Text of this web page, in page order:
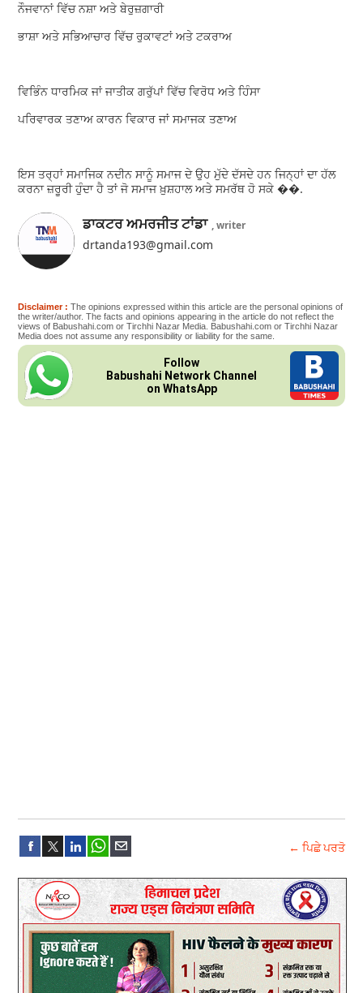
ਨੌਜਵਾਨਾਂ ਵਿੱਚ ਨਸ਼ਾ ਅਤੇ ਬੇਰੁਜ਼ਗਾਰੀ
ਭਾਸ਼ਾ ਅਤੇ ਸਭਿਆਚਾਰ ਵਿੱਚ ਰੁਕਾਵਟਾਂ ਅਤੇ ਟਕਰਾਅ
ਵਿਭਿੰਨ ਧਾਰਮਿਕ ਜਾਂ ਜਾਤੀਕ ਗਰੁੱਪਾਂ ਵਿੱਚ ਵਿਰੋਧ ਅਤੇ ਹਿੰਸਾ
ਪਰਿਵਾਰਕ ਤਣਾਅ ਕਾਰਨ ਵਿਕਾਰ ਜਾਂ ਸਮਾਜਕ ਤਣਾਅ
ਇਸ ਤਰ੍ਹਾਂ ਸਮਾਜਿਕ ਨਦੀਨ ਸਾਨੂੰ ਸਮਾਜ ਦੇ ਉਹ ਮੁੱਦੇ ਦੱਸਦੇ ਹਨ ਜਿਨ੍ਹਾਂ ਦਾ ਹੱਲ
ਕਰਨਾ ਜ਼ਰੂਰੀ ਹੁੰਦਾ ਹੈ ਤਾਂ ਜੋ ਸਮਾਜ ਖ਼ੁਸ਼ਹਾਲ ਅਤੇ ਸਮਰੱਥ ਹੋ ਸਕੇ ��.
ਡਾਕਟਰ ਅਮਰਜੀਤ ਟਾਂਡਾ , writer
drtanda193@gmail.com
Disclaimer : The opinions expressed within this article are the personal opinions of
the writer/author. The facts and opinions appearing in the article do not reflect the
views of Babushahi.com or Tirchhi Nazar Media. Babushahi.com or Tirchhi Nazar
Media does not assume any responsibility or liability for the same.
Follow
Babushahi Network Channel
on WhatsApp
← ਪਿਛੇ ਪਰਤੋ